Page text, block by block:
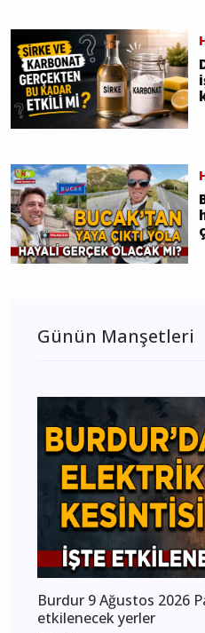
Günün Manşetleri
Burdur 9 Ağustos 2026
etkilenecek yerler